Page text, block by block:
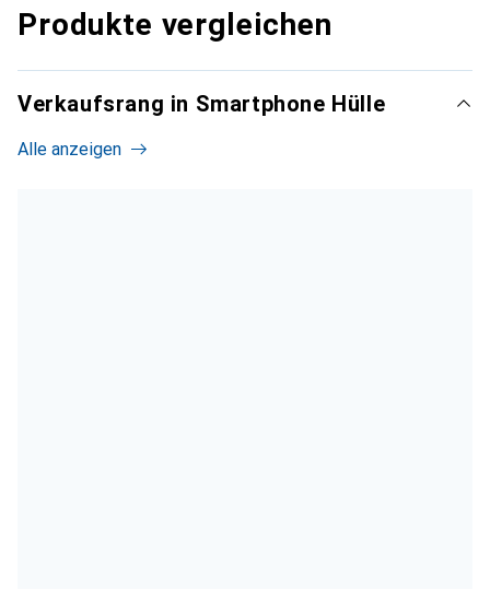
Produkte vergleichen
Verkaufsrang in Smartphone Hülle
Alle anzeigen